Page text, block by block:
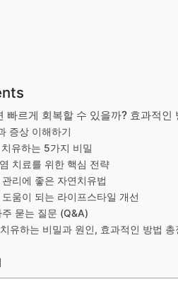
빠르게 회복할 수 있을까? 효과적인
증상 이해하기
유하는 5가지 비밀
치료를 위한 핵심 전략
리에 좋은 자연치유법
움이 되는 라이프스타일 개선
묻는 질문 (Q&A)
유하는 비밀과 원인, 효과적인 방법 총